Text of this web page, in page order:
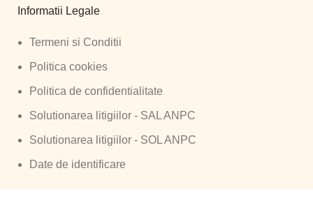
Informatii Legale
Termeni si Conditii
Politica cookies
Politica de confidentialitate
Solutionarea litigiilor - SAL ANPC
Solutionarea litigiilor - SOL ANPC
Date de identificare